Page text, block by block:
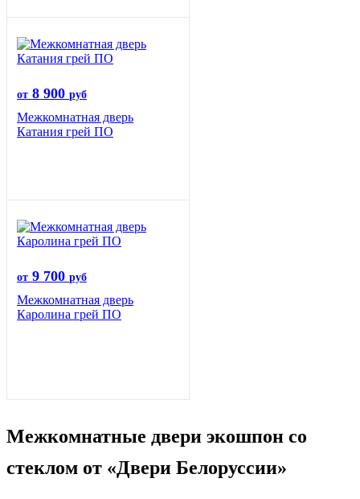
от 8 900 руб
Межкомнатная дверь
Катания грей ПО
от 9 700 руб
Межкомнатная дверь
Каролина грей ПО
Межкомнатные двери экошпон со
стеклом от «Двери Белоруссии»